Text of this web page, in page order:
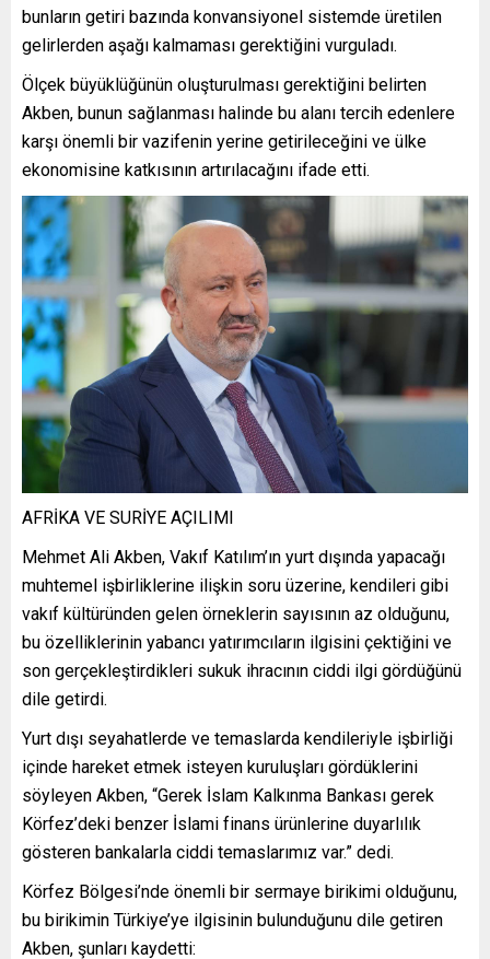
bunların getiri bazında konvansiyonel sistemde üretilen
gelirlerden aşağı kalmaması gerektiğini vurguladı.
Ölçek büyüklüğünün oluşturulması gerektiğini belirten
Akben, bunun sağlanması halinde bu alanı tercih edenlere
karşı önemli bir vazifenin yerine getirileceğini ve ülke
ekonomisine katkısının artırılacağını ifade etti.
AFRİKA VE SURİYE AÇILIMI
Mehmet Ali Akben, Vakıf Katılım’ın yurt dışında yapacağı
muhtemel işbirliklerine ilişkin soru üzerine, kendileri gibi
vakıf kültüründen gelen örneklerin sayısının az olduğunu,
bu özelliklerinin yabancı yatırımcıların ilgisini çektiğini ve
son gerçekleştirdikleri sukuk ihracının ciddi ilgi gördüğünü
dile getirdi.
Yurt dışı seyahatlerde ve temaslarda kendileriyle işbirliği
içinde hareket etmek isteyen kuruluşları gördüklerini
söyleyen Akben, “Gerek İslam Kalkınma Bankası gerek
Körfez’deki benzer İslami finans ürünlerine duyarlılık
gösteren bankalarla ciddi temaslarımız var.” dedi.
Körfez Bölgesi’nde önemli bir sermaye birikimi olduğunu,
bu birikimin Türkiye’ye ilgisinin bulunduğunu dile getiren
Akben, şunları kaydetti: